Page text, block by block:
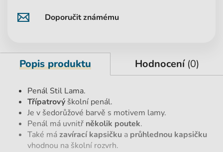
Doporučit známému
Popis produktu Hodnocení (0)
Penál Stil Lama.
Třípatrový školní penál.
Je v šedorůžové barvě s motivem lamy.
Penál má uvnitř několik poutek.
Také má zavírací kapsičku a průhlednou kapsičku
vhodnou na školní rozvrh.